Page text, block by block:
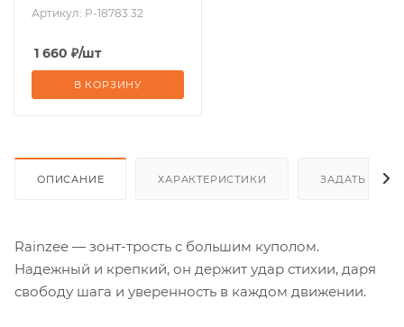
Артикул: P-18783.32
1 660 ₽/шт
В КОРЗИНУ
ОПИСАНИЕ ХАРАКТЕРИСТИКИ ЗАДАТЬ
Rainzee — зонт-трость с большим куполом.
Надежный и крепкий, он держит удар стихии, даря
свободу шага и уверенность в каждом движении.